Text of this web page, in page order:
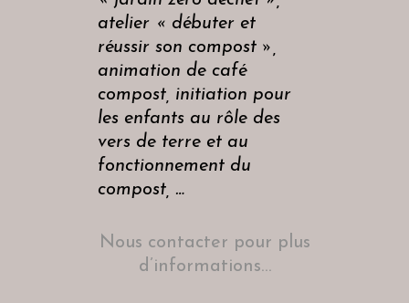
atelier « débuter et
réussir son compost »,
animation de café
compost, initiation pour
les enfants au rôle des
vers de terre et au
fonctionnement du
compost, …
Nous contacter pour plus
d’informations…